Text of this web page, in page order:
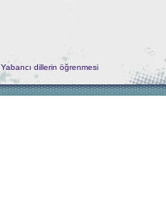
Yabancı dillerin öğrenmesi